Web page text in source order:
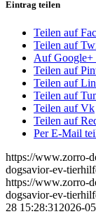
Eintrag teilen
Teilen auf
Teilen auf
Auf Google+
Teilen auf
Teilen auf
Teilen auf
Teilen auf Vk
Teilen auf
Per E-Mail
https://www.zorro-
dogsavior-ev-
https://www.zorro-
dogsavior-ev-
28 15:28:31 2026-